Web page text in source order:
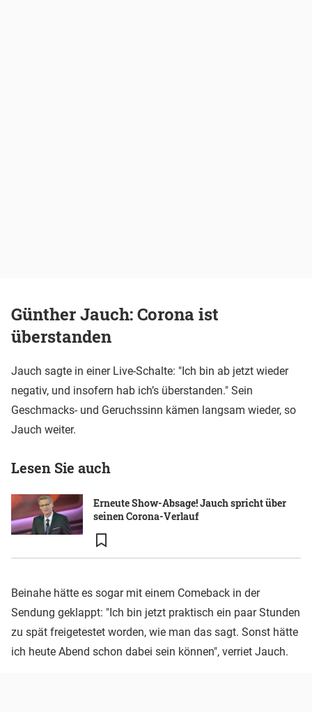
Günther Jauch: Corona ist
überstanden
Jauch sagte in einer Live-Schalte: "Ich bin ab jetzt wieder
negativ, und insofern hab ich’s überstanden." Sein
Geschmacks- und Geruchssinn kämen langsam wieder, so
Jauch weiter.
Lesen Sie auch
Erneute Show-Absage! Jauch spricht über
seinen Corona-Verlauf
Beinahe hätte es sogar mit einem Comeback in der
Sendung geklappt: "Ich bin jetzt praktisch ein paar Stunden
zu spät freigetestet worden, wie man das sagt. Sonst hätte
ich heute Abend schon dabei sein können", verriet Jauch.